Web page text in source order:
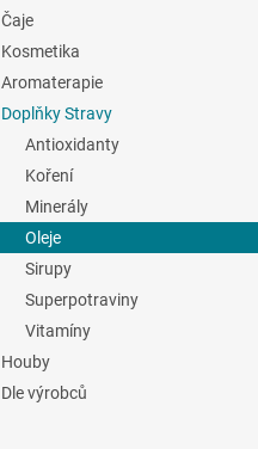
Čaje
Kosmetika
Aromaterapie
Doplňky Stravy
Antioxidanty
Koření
Minerály
Oleje
Sirupy
Superpotraviny
Vitamíny
Houby
Dle výrobců